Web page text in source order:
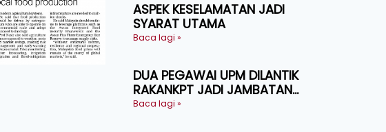
ASPEK KESELAMATAN JADI
SYARAT UTAMA
Baca lagi »
DUA PEGAWAI UPM DILANTIK
RAKANKPT JADI JAMBATAN
MAKLUMAT AKAR UMBI
Baca lagi »